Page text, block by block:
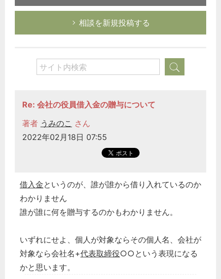
相談を新規投稿する
Re: 会社の役員借入金の贈与について
著者 うみのこ さん
2022年02月18日 07:55
借入金というのが、誰が誰から借り入れているのか
わかりません
誰が誰に何を贈与するのかもわかりません。
いずれにせよ、個人が対象ならその個人名、会社が
対象なら会社名+代表取締役○○という表現になる
かと思います。